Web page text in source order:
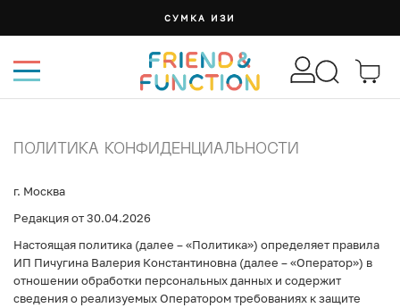
СУМКА ИЗИ
ПОЛИТИКА КОНФИДЕНЦИАЛЬНОСТИ
г. Москва
Редакция от 30.04.2026
Настоящая политика (далее – «Политика») определяет правила
ИП Пичугина Валерия Константиновна (далее – «Оператор») в
отношении обработки персональных данных и содержит
сведения о реализуемых Оператором требованиях к защите